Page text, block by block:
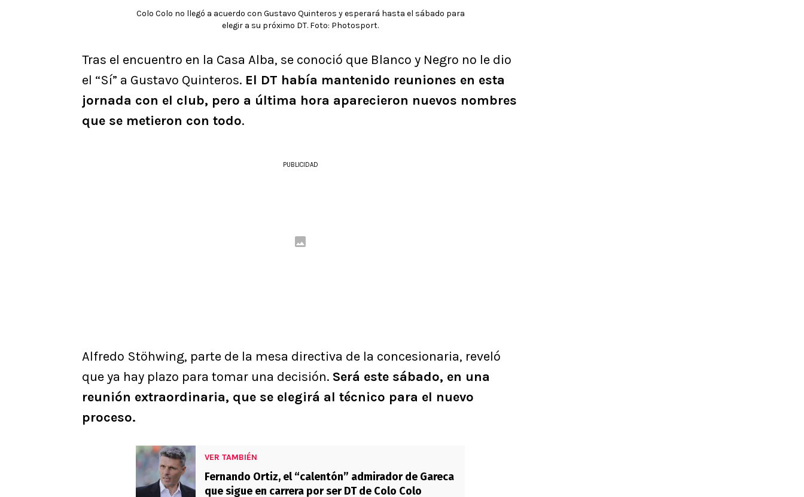
Colo Colo no llegó a acuerdo con Gustavo Quinteros y esperará hasta el sábado para
elegir a su próximo DT. Foto: Photosport.
Tras el encuentro en la Casa Alba, se conoció que Blanco y Negro no le dio
el “Sí” a Gustavo Quinteros. El DT había mantenido reuniones en esta
jornada con el club, pero a última hora aparecieron nuevos nombres
que se metieron con todo.
PUBLICIDAD
Alfredo Stöhwing, parte de la mesa directiva de la concesionaria, reveló
que ya hay plazo para tomar una decisión. Será este sábado, en una
reunión extraordinaria, que se elegirá al técnico para el nuevo
proceso.
VER TAMBIÉN
Fernando Ortiz, el “calentón” admirador de Gareca
que sigue en carrera por ser DT de Colo Colo